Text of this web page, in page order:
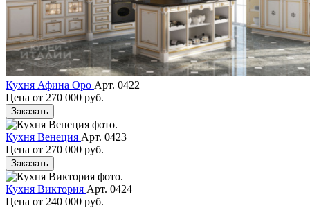
Кухня Афина Оро Арт. 0422
Цена от 270 000 руб.
Заказать
Кухня Венеция Арт. 0423
Цена от 270 000 руб.
Заказать
Кухня Виктория Арт. 0424
Цена от 240 000 руб.